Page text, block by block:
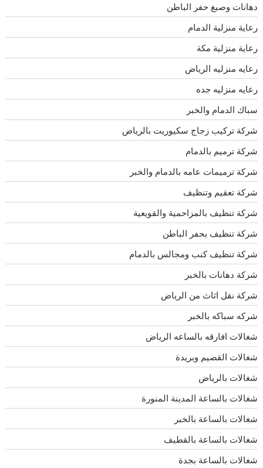
دهانات وصبغ حفر الباطن
رعاية منزلية الدمام
رعاية منزلية مكة
رعايه منزليه الرياض
رعايه منزليه جده
سباك الدمام والخبر
شركة تركيب زجاج سكيوريت بالرياض
شركة ترميم بالدمام
شركة ترميمات عامه بالدمام والخبر
شركة تعقيم وتنظيف
شركة تنظيف بالمزاحمية والقويعية
شركة تنظيف بحفر الباطن
شركة تنظيف كنب ومجالس بالدمام
شركة دهانات بالخبر
شركة نقل اثاث من الرياض
شركه سباكه بالخبر
شغالات افارقه بالساعه الرياض
شغالات القصيم وبريدة
شغالات بالرياض
شغالات بالساعة المدينة المنورة
شغالات بالساعة بالخبر
شغالات بالساعة بالقطيف
شغالات بالساعة بجدة